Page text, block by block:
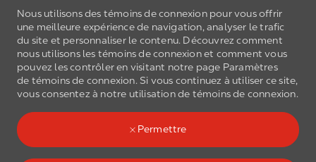
Nous utilisons des témoins de connexion pour vous offrir
une meilleure expérience de navigation, analyser le trafic
du site et personnaliser le contenu. Découvrez comment
nous utilisons les témoins de connexionet comment vous
pouvez les contrôler en visitant notre page Paramètres
de témoins de connexion. Si vous continuez à utiliser ce site,
vous consentez à notre utilisation de témoins de connexion.
Permettre
Skip to main content
(0)